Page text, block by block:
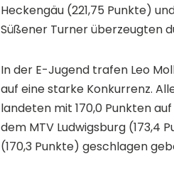
Heckengäu (221,75 Punkte)
Süßener Turner überzeugten
In der E-Jugend trafen Leo
auf eine starke Konkurrenz.
landeten mit 170,0 Punkten
dem MTV Ludwigsburg (173,4
(170,3 Punkte) geschlagen